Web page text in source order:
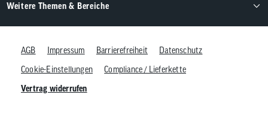
Weitere Themen & Bereiche
AGB Impressum Barrierefreiheit
Datenschutz
Cookie-Einstellungen
Compliance / Lieferkette
Vertrag widerrufen